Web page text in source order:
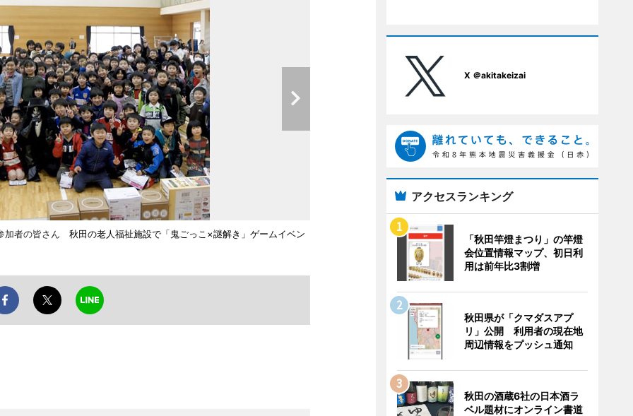
加者の皆さん 秋田の老人福祉施設で「鬼ごっこ×謎解き」ゲームイベン
X ＠akitakeizai
アクセスランキング
「秋田竿燈まつり」の竿燈
会位置情報マップ、初日利
用は前年比3割増
秋田県が「クマダスアプ
リ」公開 利用者の現在地
周辺情報をプッシュ通知
秋田の酒蔵6社の日本酒ラ
ベル題材にオンライン書道